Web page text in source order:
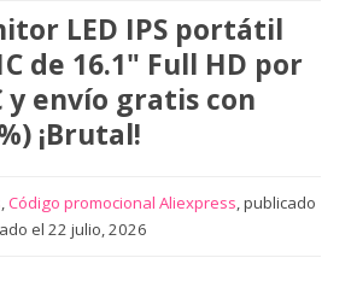
LED IPS portátil
de 16.1" Full HD por
y envío gratis con
¡Brutal!
,Código promocional Aliexpress, publicado
el 22 julio, 2026